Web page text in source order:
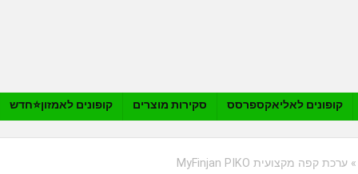
קופונים לאליאקספרסס סקירות מוצרים קופונים לאמזון⭐️חדש
» ערכת קפה מקצועית MyFinjan PIKO